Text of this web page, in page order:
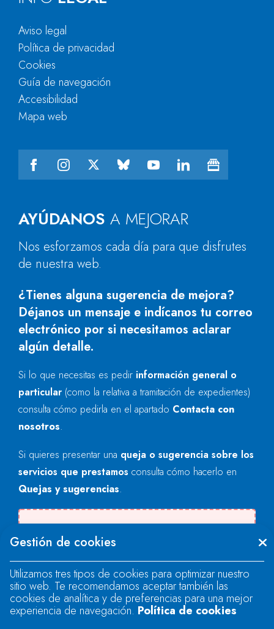
AYÚDANOS A MEJORAR
Nos esforzamos cada día para que disfrutes
de nuestra web.
¿Tienes alguna sugerencia de mejora?
Déjanos un mensaje e indícanos tu correo
electrónico por si necesitamos aclarar
algún detalle.
Si lo que necesitas es pedir información general o
particular (como la relativa a tramitación de expedientes)
consulta cómo pedirla en el apartado Contacta con
nosotros.
Si quieres presentar una queja o sugerencia sobre los
servicios que prestamos consulta cómo hacerlo en
Quejas y sugerencias.
"text".
Se produjo un error al cargar el campo
"text".
Aviso legal
Política de privacidad
Cookies
Guía de navegación
Accesibilidad
Mapa web
Gestión de cookies
Utilizamos tres tipos de cookies para optimizar nuestro
sitio web. Te recomendamos aceptar también las
cookies de analítica y de preferencias para una mejor
experiencia de navegación. Política de cookies